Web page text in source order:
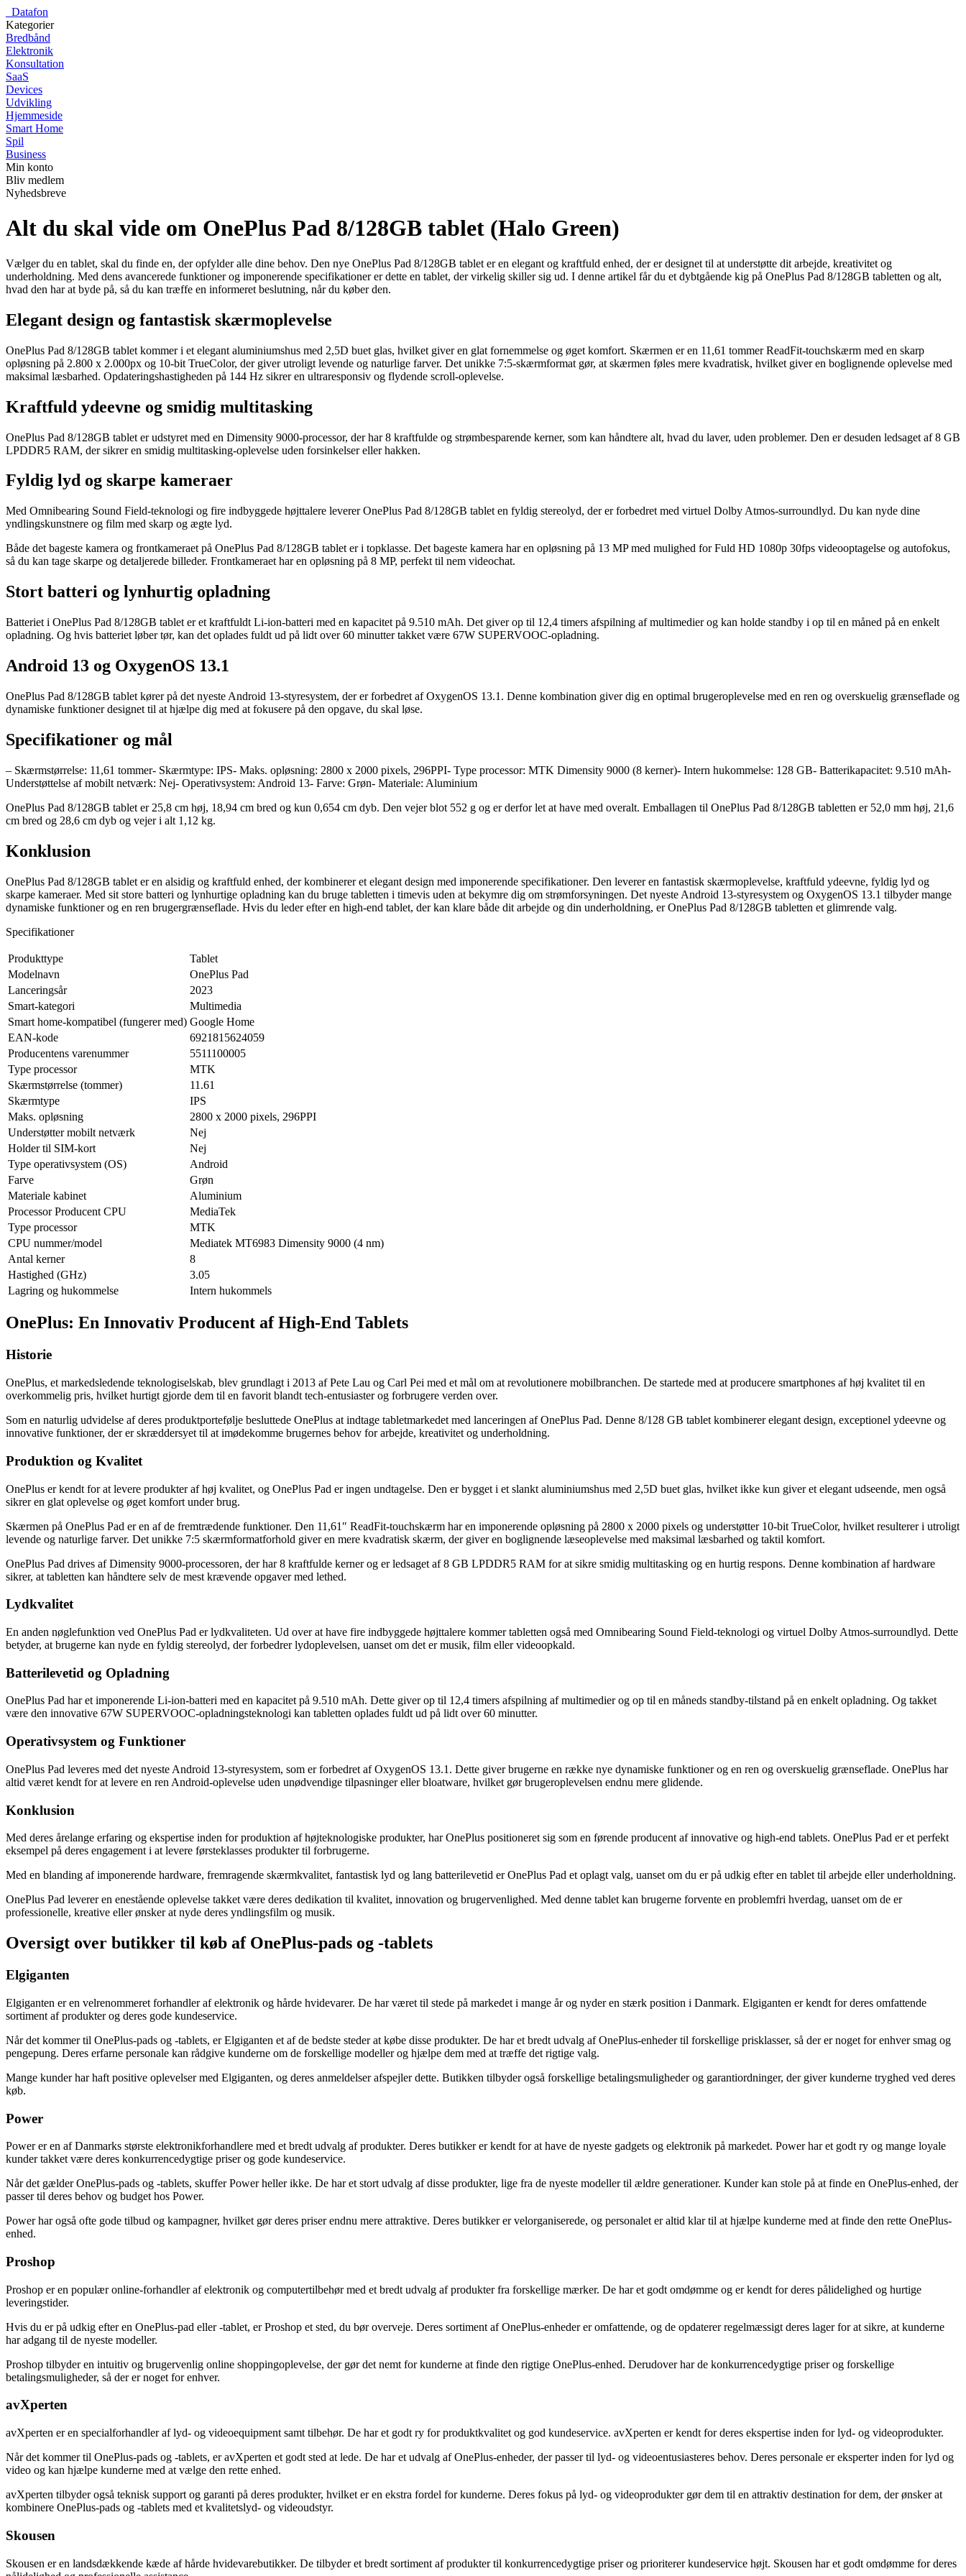
Datafon
Kategorier
Bredbånd
Elektronik
Konsultation
SaaS
Devices
Udvikling
Hjemmeside
Smart Home
Spil
Business
Min konto
Bliv medlem
Nyhedsbreve
Alt du skal vide om OnePlus Pad 8/128GB tablet (Halo Green)
Vælger du en tablet, skal du finde en, der opfylder alle dine behov. Den nye OnePlus Pad 8/128GB tablet er en elegant og kraftfuld enhed, der er designet til at understøtte dit arbejde, kreativitet og
underholdning. Med dens avancerede funktioner og imponerende specifikationer er dette en tablet, der virkelig skiller sig ud. I denne artikel får du et dybtgående kig på OnePlus Pad 8/128GB tabletten og alt,
hvad den har at byde på, så du kan træffe en informeret beslutning, når du køber den.
Elegant design og fantastisk skærmoplevelse
OnePlus Pad 8/128GB tablet kommer i et elegant aluminiumshus med 2,5D buet glas, hvilket giver en glat fornemmelse og øget komfort. Skærmen er en 11,61 tommer ReadFit-touchskærm med en skarp
opløsning på 2.800 x 2.000px og 10-bit TrueColor, der giver utroligt levende og naturlige farver. Det unikke 7:5-skærmformat gør, at skærmen føles mere kvadratisk, hvilket giver en boglignende oplevelse med
maksimal læsbarhed. Opdateringshastigheden på 144 Hz sikrer en ultraresponsiv og flydende scroll-oplevelse.
Kraftfuld ydeevne og smidig multitasking
OnePlus Pad 8/128GB tablet er udstyret med en Dimensity 9000-processor, der har 8 kraftfulde og strømbesparende kerner, som kan håndtere alt, hvad du laver, uden problemer. Den er desuden ledsaget af 8 GB
LPDDR5 RAM, der sikrer en smidig multitasking-oplevelse uden forsinkelser eller hakken.
Fyldig lyd og skarpe kameraer
Med Omnibearing Sound Field-teknologi og fire indbyggede højttalere leverer OnePlus Pad 8/128GB tablet en fyldig stereolyd, der er forbedret med virtuel Dolby Atmos-surroundlyd. Du kan nyde dine
yndlingskunstnere og film med skarp og ægte lyd.
Både det bageste kamera og frontkameraet på OnePlus Pad 8/128GB tablet er i topklasse. Det bageste kamera har en opløsning på 13 MP med mulighed for Fuld HD 1080p 30fps videooptagelse og autofokus,
så du kan tage skarpe og detaljerede billeder. Frontkameraet har en opløsning på 8 MP, perfekt til nem videochat.
Stort batteri og lynhurtig opladning
Batteriet i OnePlus Pad 8/128GB tablet er et kraftfuldt Li-ion-batteri med en kapacitet på 9.510 mAh. Det giver op til 12,4 timers afspilning af multimedier og kan holde standby i op til en måned på en enkelt
opladning. Og hvis batteriet løber tør, kan det oplades fuldt ud på lidt over 60 minutter takket være 67W SUPERVOOC-opladning.
Android 13 og OxygenOS 13.1
OnePlus Pad 8/128GB tablet kører på det nyeste Android 13-styresystem, der er forbedret af OxygenOS 13.1. Denne kombination giver dig en optimal brugeroplevelse med en ren og overskuelig grænseflade og
dynamiske funktioner designet til at hjælpe dig med at fokusere på den opgave, du skal løse.
Specifikationer og mål
– Skærmstørrelse: 11,61 tommer- Skærmtype: IPS- Maks. opløsning: 2800 x 2000 pixels, 296PPI- Type processor: MTK Dimensity 9000 (8 kerner)- Intern hukommelse: 128 GB- Batterikapacitet: 9.510 mAh-
Understøttelse af mobilt netværk: Nej- Operativsystem: Android 13- Farve: Grøn- Materiale: Aluminium
OnePlus Pad 8/128GB tablet er 25,8 cm høj, 18,94 cm bred og kun 0,654 cm dyb. Den vejer blot 552 g og er derfor let at have med overalt. Emballagen til OnePlus Pad 8/128GB tabletten er 52,0 mm høj, 21,6
cm bred og 28,6 cm dyb og vejer i alt 1,12 kg.
Konklusion
OnePlus Pad 8/128GB tablet er en alsidig og kraftfuld enhed, der kombinerer et elegant design med imponerende specifikationer. Den leverer en fantastisk skærmoplevelse, kraftfuld ydeevne, fyldig lyd og
skarpe kameraer. Med sit store batteri og lynhurtige opladning kan du bruge tabletten i timevis uden at bekymre dig om strømforsyningen. Det nyeste Android 13-styresystem og OxygenOS 13.1 tilbyder mange
dynamiske funktioner og en ren brugergrænseflade. Hvis du leder efter en high-end tablet, der kan klare både dit arbejde og din underholdning, er OnePlus Pad 8/128GB tabletten et glimrende valg.
Specifikationer
Produkttype
Tablet
Modelnavn
OnePlus Pad
Lanceringsår
2023
Smart-kategori
Multimedia
Smart home-kompatibel (fungerer med) Google Home
EAN-kode
6921815624059
Producentens varenummer
5511100005
Type processor
MTK
Skærmstørrelse (tommer)
11.61
Skærmtype
IPS
Maks. opløsning
2800 x 2000 pixels, 296PPI
Understøtter mobilt netværk
Nej
Holder til SIM-kort
Nej
Type operativsystem (OS)
Android
Farve
Grøn
Materiale kabinet
Aluminium
Processor Producent CPU
MediaTek
Type processor
MTK
CPU nummer/model
Mediatek MT6983 Dimensity 9000 (4 nm)
Antal kerner
8
Hastighed (GHz)
3.05
Lagring og hukommelse
Intern hukommels
OnePlus: En Innovativ Producent af High-End Tablets
Historie
OnePlus, et markedsledende teknologiselskab, blev grundlagt i 2013 af Pete Lau og Carl Pei med et mål om at revolutionere mobilbranchen. De startede med at producere smartphones af høj kvalitet til en
overkommelig pris, hvilket hurtigt gjorde dem til en favorit blandt tech-entusiaster og forbrugere verden over.
Som en naturlig udvidelse af deres produktportefølje besluttede OnePlus at indtage tabletmarkedet med lanceringen af OnePlus Pad. Denne 8/128 GB tablet kombinerer elegant design, exceptionel ydeevne og
innovative funktioner, der er skræddersyet til at imødekomme brugernes behov for arbejde, kreativitet og underholdning.
Produktion og Kvalitet
OnePlus er kendt for at levere produkter af høj kvalitet, og OnePlus Pad er ingen undtagelse. Den er bygget i et slankt aluminiumshus med 2,5D buet glas, hvilket ikke kun giver et elegant udseende, men også
sikrer en glat oplevelse og øget komfort under brug.
Skærmen på OnePlus Pad er en af de fremtrædende funktioner. Den 11,61″ ReadFit-touchskærm har en imponerende opløsning på 2800 x 2000 pixels og understøtter 10-bit TrueColor, hvilket resulterer i utroligt
levende og naturlige farver. Det unikke 7:5 skærmformatforhold giver en mere kvadratisk skærm, der giver en boglignende læseoplevelse med maksimal læsbarhed og taktil komfort.
OnePlus Pad drives af Dimensity 9000-processoren, der har 8 kraftfulde kerner og er ledsaget af 8 GB LPDDR5 RAM for at sikre smidig multitasking og en hurtig respons. Denne kombination af hardware
sikrer, at tabletten kan håndtere selv de mest krævende opgaver med lethed.
Lydkvalitet
En anden nøglefunktion ved OnePlus Pad er lydkvaliteten. Ud over at have fire indbyggede højttalere kommer tabletten også med Omnibearing Sound Field-teknologi og virtuel Dolby Atmos-surroundlyd. Dette
betyder, at brugerne kan nyde en fyldig stereolyd, der forbedrer lydoplevelsen, uanset om det er musik, film eller videoopkald.
Batterilevetid og Opladning
OnePlus Pad har et imponerende Li-ion-batteri med en kapacitet på 9.510 mAh. Dette giver op til 12,4 timers afspilning af multimedier og op til en måneds standby-tilstand på en enkelt opladning. Og takket
være den innovative 67W SUPERVOOC-opladningsteknologi kan tabletten oplades fuldt ud på lidt over 60 minutter.
Operativsystem og Funktioner
OnePlus Pad leveres med det nyeste Android 13-styresystem, som er forbedret af OxygenOS 13.1. Dette giver brugerne en række nye dynamiske funktioner og en ren og overskuelig grænseflade. OnePlus har
altid været kendt for at levere en ren Android-oplevelse uden unødvendige tilpasninger eller bloatware, hvilket gør brugeroplevelsen endnu mere glidende.
Konklusion
Med deres årelange erfaring og ekspertise inden for produktion af højteknologiske produkter, har OnePlus positioneret sig som en førende producent af innovative og high-end tablets. OnePlus Pad er et perfekt
eksempel på deres engagement i at levere førsteklasses produkter til forbrugerne.
Med en blanding af imponerende hardware, fremragende skærmkvalitet, fantastisk lyd og lang batterilevetid er OnePlus Pad et oplagt valg, uanset om du er på udkig efter en tablet til arbejde eller underholdning.
OnePlus Pad leverer en enestående oplevelse takket være deres dedikation til kvalitet, innovation og brugervenlighed. Med denne tablet kan brugerne forvente en problemfri hverdag, uanset om de er
professionelle, kreative eller ønsker at nyde deres yndlingsfilm og musik.
Oversigt over butikker til køb af OnePlus-pads og -tablets
Elgiganten
Elgiganten er en velrenommeret forhandler af elektronik og hårde hvidevarer. De har været til stede på markedet i mange år og nyder en stærk position i Danmark. Elgiganten er kendt for deres omfattende
sortiment af produkter og deres gode kundeservice.
Når det kommer til OnePlus-pads og -tablets, er Elgiganten et af de bedste steder at købe disse produkter. De har et bredt udvalg af OnePlus-enheder til forskellige prisklasser, så der er noget for enhver smag og
pengepung. Deres erfarne personale kan rådgive kunderne om de forskellige modeller og hjælpe dem med at træffe det rigtige valg.
Mange kunder har haft positive oplevelser med Elgiganten, og deres anmeldelser afspejler dette. Butikken tilbyder også forskellige betalingsmuligheder og garantiordninger, der giver kunderne tryghed ved deres
køb.
Power
Power er en af Danmarks største elektronikforhandlere med et bredt udvalg af produkter. Deres butikker er kendt for at have de nyeste gadgets og elektronik på markedet. Power har et godt ry og mange loyale
kunder takket være deres konkurrencedygtige priser og gode kundeservice.
Når det gælder OnePlus-pads og -tablets, skuffer Power heller ikke. De har et stort udvalg af disse produkter, lige fra de nyeste modeller til ældre generationer. Kunder kan stole på at finde en OnePlus-enhed, der
passer til deres behov og budget hos Power.
Power har også ofte gode tilbud og kampagner, hvilket gør deres priser endnu mere attraktive. Deres butikker er velorganiserede, og personalet er altid klar til at hjælpe kunderne med at finde den rette OnePlus-
enhed.
Proshop
Proshop er en populær online-forhandler af elektronik og computertilbehør med et bredt udvalg af produkter fra forskellige mærker. De har et godt omdømme og er kendt for deres pålidelighed og hurtige
leveringstider.
Hvis du er på udkig efter en OnePlus-pad eller -tablet, er Proshop et sted, du bør overveje. Deres sortiment af OnePlus-enheder er omfattende, og de opdaterer regelmæssigt deres lager for at sikre, at kunderne
har adgang til de nyeste modeller.
Proshop tilbyder en intuitiv og brugervenlig online shoppingoplevelse, der gør det nemt for kunderne at finde den rigtige OnePlus-enhed. Derudover har de konkurrencedygtige priser og forskellige
betalingsmuligheder, så der er noget for enhver.
avXperten
avXperten er en specialforhandler af lyd- og videoequipment samt tilbehør. De har et godt ry for produktkvalitet og god kundeservice. avXperten er kendt for deres ekspertise inden for lyd- og videoprodukter.
Når det kommer til OnePlus-pads og -tablets, er avXperten et godt sted at lede. De har et udvalg af OnePlus-enheder, der passer til lyd- og videoentusiasteres behov. Deres personale er eksperter inden for lyd og
video og kan hjælpe kunderne med at vælge den rette enhed.
avXperten tilbyder også teknisk support og garanti på deres produkter, hvilket er en ekstra fordel for kunderne. Deres fokus på lyd- og videoprodukter gør dem til en attraktiv destination for dem, der ønsker at
kombinere OnePlus-pads og -tablets med et kvalitetslyd- og videoudstyr.
Skousen
Skousen er en landsdækkende kæde af hårde hvidevarebutikker. De tilbyder et bredt sortiment af produkter til konkurrencedygtige priser og prioriterer kundeservice højt. Skousen har et godt omdømme for deres